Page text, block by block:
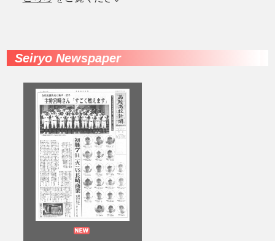
Seiryo Newspaper